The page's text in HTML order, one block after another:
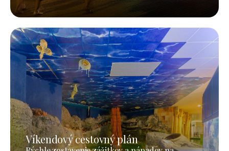
Víkendový cestovný plán